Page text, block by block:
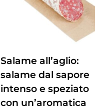
Salame all’aglio:
salame dal sapore
intenso e speziato
con un’aromatica